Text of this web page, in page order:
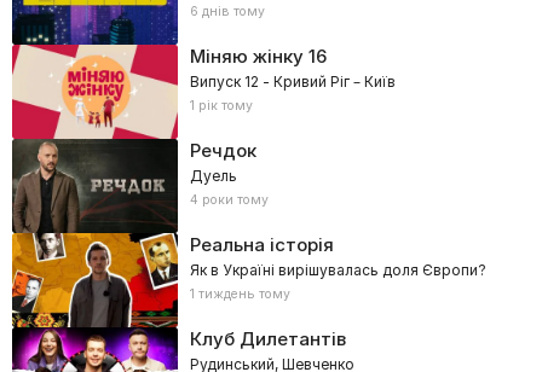
6 днів тому
Міняю жінку16
Випуск 12 - Кривий Ріг – Київ
1 рік тому
Речдок
Дуель
4 роки тому
Реальна історія
Як в Україні вирішувалась доля Європи?
1 тиждень тому
Клуб Дилетантів
Рудинський, Шевченко